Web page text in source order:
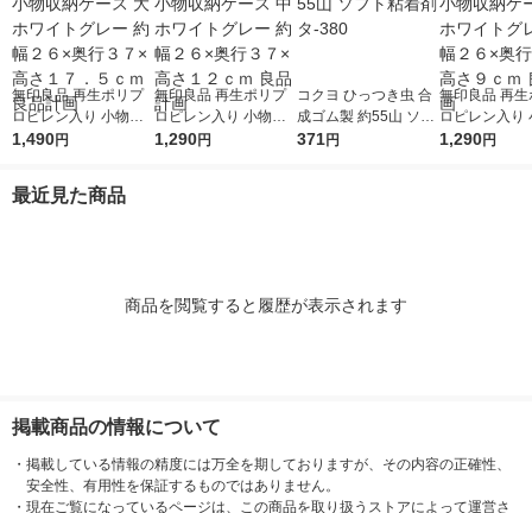
無印良品 再生ポリプ
ロピレン入り 小物収
納ケース 大 ホワイト
ｍ 良品計画
1,490円
無印良品 再生ポリプ
ロピレン入り 小物収
納ケース 中 ホワイト
1,290円
コクヨ ひっつき虫 合
成ゴム製 約55山 ソフ
ト粘着剤 タ-380
371円
無印良品 再生
ロピレン入り
納ケース 小
1,290円
最近見た商品
商品を閲覧すると履歴が表示されます
掲載商品の情報について
・ 掲載している情報の精度には万全を期しておりますが、その内容の正確性、
安全性、有用性を保証するものではありません。
・ 現在ご覧になっているページは、この商品を取り扱うストアによって運営さ